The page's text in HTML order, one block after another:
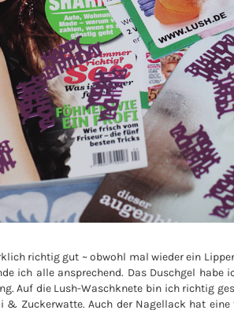
richtig gut ~ obwohl mal wieder ein
ich alle ansprechend. Das Duschgel
Auf die Lush-Waschknete bin ich richtig
Zuckerwatte. Auch der Nagellack hat